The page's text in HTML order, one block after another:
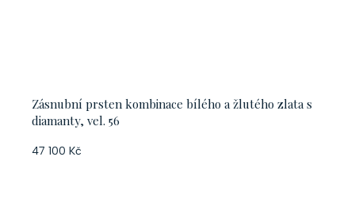
Zásnubní prsten kombinace bílého a žlutého zlata s
diamanty, vel. 56
47 100 Kč